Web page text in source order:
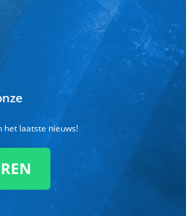
het laatste nieuws!